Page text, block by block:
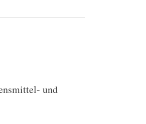
und